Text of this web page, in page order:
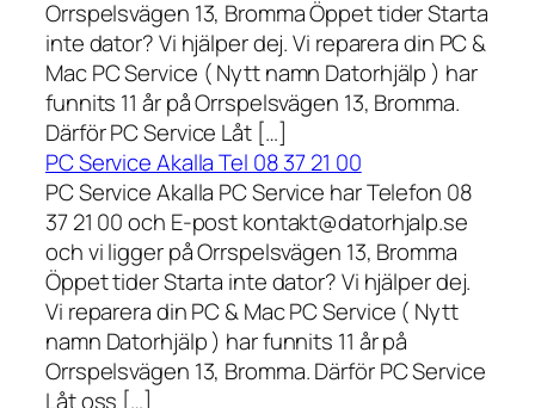
Orrspelsvägen 13, Bromma Öppet tider Starta
inte dator? Vi hjälper dej. Vi reparera din PC &
Mac PC Service ( Nytt namn Datorhjälp ) har
funnits 11 år på Orrspelsvägen 13, Bromma.
Därför PC Service Låt […]
PC Service Akalla Tel 08 37 21 00
PC Service Akalla PC Service har Telefon 08
37 21 00 och E-post kontakt@datorhjalp.se
och vi ligger på Orrspelsvägen 13, Bromma
Öppet tider Starta inte dator? Vi hjälper dej.
Vi reparera din PC & Mac PC Service ( Nytt
namn Datorhjälp ) har funnits 11 år på
Orrspelsvägen 13, Bromma. Därför PC Service
Låt oss […]